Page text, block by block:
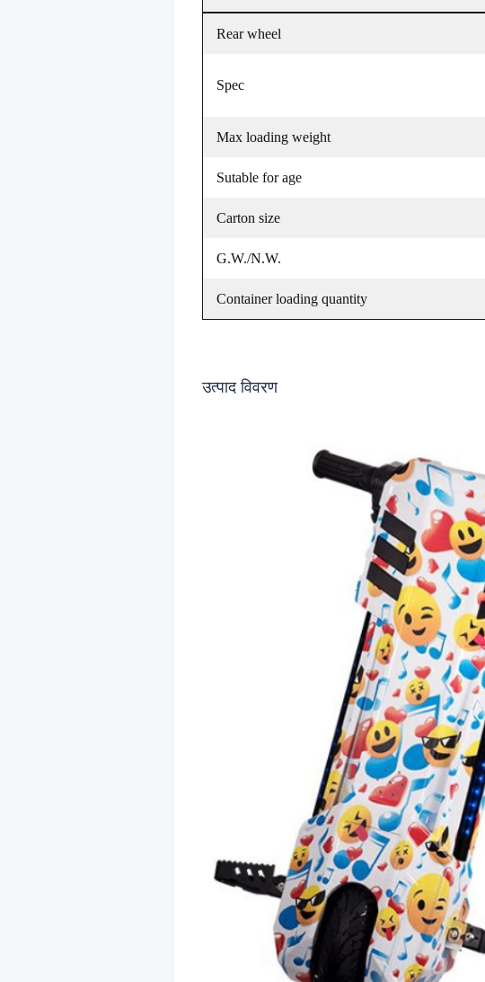
Rear wheel
Spec
Max loading weight
Sutable for age
Carton size
G.W./N.W.
Container loading quantity
उत्पाद विवरण